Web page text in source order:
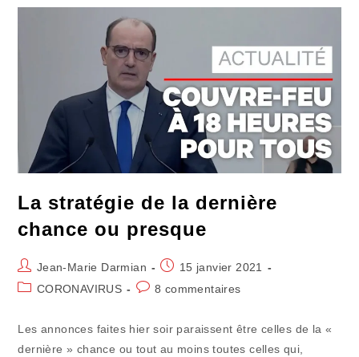
Sanitaires
La stratégie de la dernière
chance ou presque
Auteur/autrice
de
Jean-Marie Darmian
Publication
15 janvier 2021
PostCORONAVIRUS
Commentaires
publication :
8 commentaires
Les annonces faites hier soir paraissent être celles de la «
dernière » chance ou tout au moins toutes celles qui,